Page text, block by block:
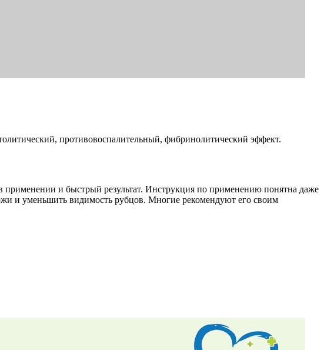
противовоспалительный, фибринолитический эффект.
применении и быстрый результат. Инструкция по применению понятна даже
и уменьшить видимость рубцов. Многие рекомендуют его своим